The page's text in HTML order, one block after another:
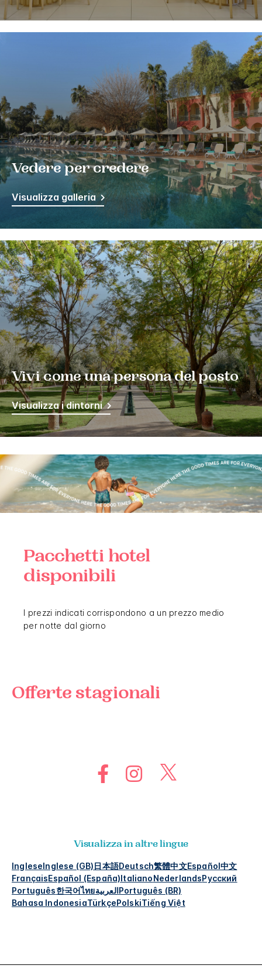
Vedere per credere
Visualizza galleria
Vivi come una persona del posto
Visualizza i dintorni
Pacchetti hotel
disponibili
I prezzi indicati corrispondono a un prezzo medio
per notte dal giorno
Offerte stagionali
Visualizza in altre lingue
IngleseInglese (GB)日本語Deutsch繁體中文Español中文
FrançaisEspañol (España)ItalianoNederlandsРусский
Português한국어ไทยالعربيةPortuguês (BR)
Bahasa IndonesiaTürkçePolskiTiếng Việt